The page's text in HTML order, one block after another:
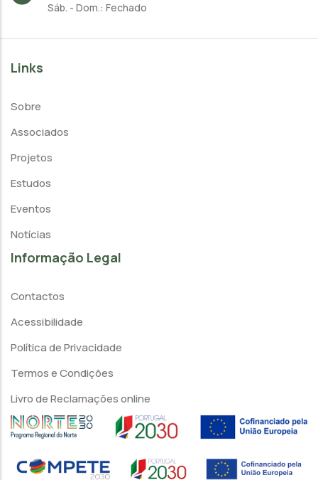
Sáb. - Dom.: Fechado
Links
Sobre
Associados
Projetos
Estudos
Eventos
Notícias
Informação Legal
Contactos
Acessibilidade
Política de Privacidade
Termos e Condições
Livro de Reclamações online